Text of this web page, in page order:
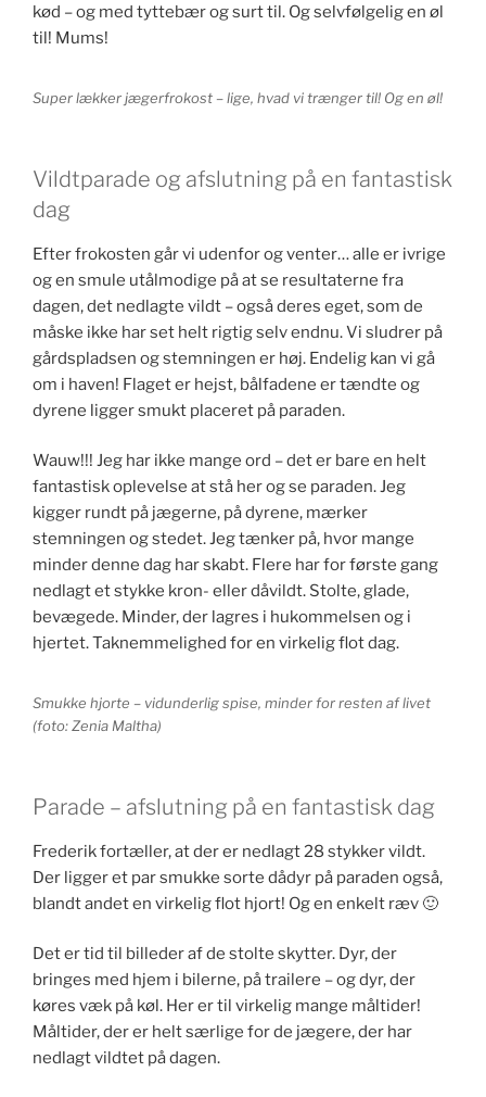
kød – og med tyttebær og surt til. Og selvfølgelig en øl
til! Mums!
Super lækker jægerfrokost – lige, hvad vi trænger til! Og en øl!
Vildtparade og afslutning på en fantastisk
dag
Efter frokosten går vi udenfor og venter… alle er ivrige
og en smule utålmodige på at se resultaterne fra
dagen, det nedlagte vildt – også deres eget, som de
måske ikke har set helt rigtig selv endnu. Vi sludrer på
gårdspladsen og stemningen er høj. Endelig kan vi gå
om i haven! Flaget er hejst, bålfadene er tændte og
dyrene ligger smukt placeret på paraden.
Wauw!!! Jeg har ikke mange ord – det er bare en helt
fantastisk oplevelse at stå her og se paraden. Jeg
kigger rundt på jægerne, på dyrene, mærker
stemningen og stedet. Jeg tænker på, hvor mange
minder denne dag har skabt. Flere har for første gang
nedlagt et stykke kron- eller dåvildt. Stolte, glade,
bevægede. Minder, der lagres i hukommelsen og i
hjertet. Taknemmelighed for en virkelig flot dag.
Smukke hjorte – vidunderlig spise, minder for resten af livet
(foto: Zenia Maltha)
Parade – afslutning på en fantastisk dag
Frederik fortæller, at der er nedlagt 28 stykker vildt.
Der ligger et par smukke sorte dådyr på paraden også,
blandt andet en virkelig flot hjort! Og en enkelt ræv 🙂
Det er tid til billeder af de stolte skytter. Dyr, der
bringes med hjem i bilerne, på trailere – og dyr, der
køres væk på køl. Her er til virkelig mange måltider!
Måltider, der er helt særlige for de jægere, der har
nedlagt vildtet på dagen.